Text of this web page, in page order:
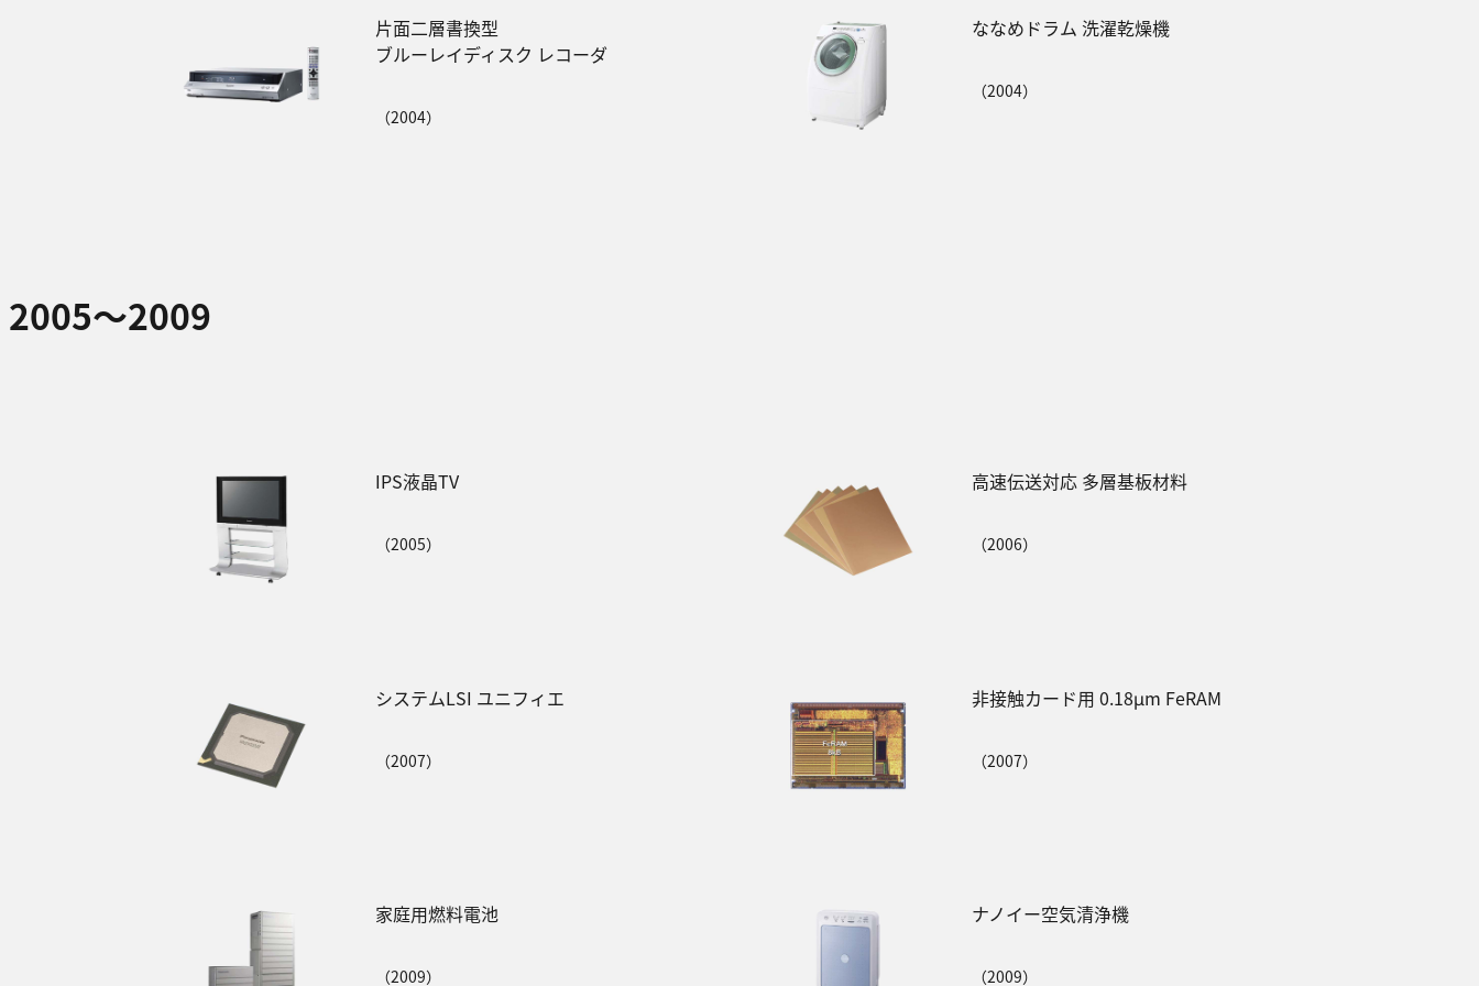
片面二層書換型
ブルーレイディスク レコーダ
（2004）
ななめドラム 洗濯乾燥機
（2004）
2005～2009
IPS液晶TV
（2005）
高速伝送対応 多層基板材料
（2006）
システムLSI ユニフィエ
（2007）
非接触カード用 0.18μm FeRAM
（2007）
家庭用燃料電池
（2009）
ナノイー空気清浄機
（2009）